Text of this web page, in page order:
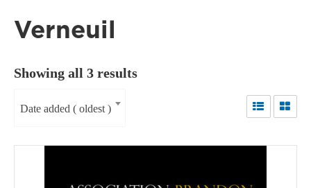
Gabon
Verneuil
Showing all 3 results
Date added ( oldest )